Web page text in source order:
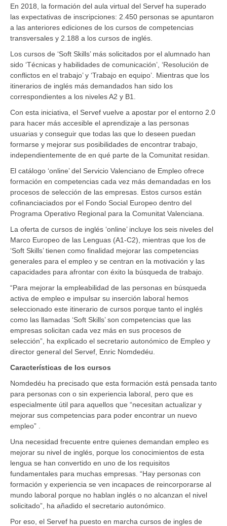
En 2018, la formación del aula virtual del Servef ha superado
las expectativas de inscripciones: 2.450 personas se apuntaron
a las anteriores ediciones de los cursos de competencias
transversales y 2.188 a los cursos de inglés.
Los cursos de ‘Soft Skills’ más solicitados por el alumnado han
sido ‘Técnicas y habilidades de comunicación’, ‘Resolución de
conflictos en el trabajo’ y ‘Trabajo en equipo’. Mientras que los
itinerarios de inglés más demandados han sido los
correspondientes a los niveles A2 y B1.
Con esta iniciativa, el Servef vuelve a apostar por el entorno 2.0
para hacer más accesible el aprendizaje a las personas
usuarias y conseguir que todas las que lo deseen puedan
formarse y mejorar sus posibilidades de encontrar trabajo,
independientemente de en qué parte de la Comunitat residan.
El catálogo ‘online’ del Servicio Valenciano de Empleo ofrece
formación en competencias cada vez más demandadas en los
procesos de selección de las empresas. Estos cursos están
cofinanciaciados por el Fondo Social Europeo dentro del
Programa Operativo Regional para la Comunitat Valenciana.
La oferta de cursos de inglés ‘online’ incluye los seis niveles del
Marco Europeo de las Lenguas (A1-C2), mientras que los de
‘Soft Skills’ tienen como finalidad mejorar las competencias
generales para el empleo y se centran en la motivación y las
capacidades para afrontar con éxito la búsqueda de trabajo.
“Para mejorar la empleabilidad de las personas en búsqueda
activa de empleo e impulsar su inserción laboral hemos
seleccionado este itinerario de cursos porque tanto el inglés
como las llamadas ‘Soft Skills’ son competencias que las
empresas solicitan cada vez más en sus procesos de
selección”, ha explicado el secretario autonómico de Empleo y
director general del Servef, Enric Nomdedéu.
Características de los cursos
Nomdedéu ha precisado que esta formación está pensada tanto
para personas con o sin experiencia laboral, pero que es
especialmente útil para aquellos que “necesitan actualizar y
mejorar sus competencias para poder encontrar un nuevo
empleo” .
Una necesidad frecuente entre quienes demandan empleo es
mejorar su nivel de inglés, porque los conocimientos de esta
lengua se han convertido en uno de los requisitos
fundamentales para muchas empresas. “Hay personas con
formación y experiencia se ven incapaces de reincorporarse al
mundo laboral porque no hablan inglés o no alcanzan el nivel
solicitado”, ha añadido el secretario autonómico.
Por eso, el Servef ha puesto en marcha cursos de ingles de